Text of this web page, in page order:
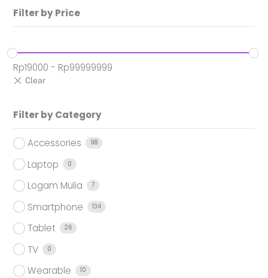
Filter by Price
Rp19000 - Rp99999999
Filter by Category
Accessories 98
Laptop 0
Logam Mulia 7
Smartphone 134
Tablet 26
TV 0
Wearable 10